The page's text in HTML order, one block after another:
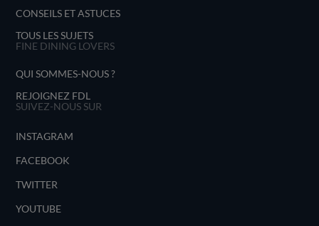
CONSEILS ET ASTUCES
TOUS LES SUJETS
FINE DINING LOVERS
QUI SOMMES-NOUS ?
REJOIGNEZ FDL
SUIVEZ-NOUS SUR
INSTAGRAM
FACEBOOK
TWITTER
YOUTUBE